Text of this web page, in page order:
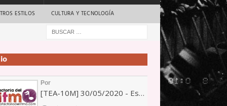
ESTILOS CULTURA Y TECNOLOGÍA